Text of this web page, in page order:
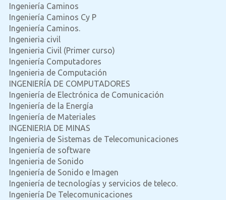
Ingeniería Caminos
Ingeniería Caminos Cy P
Ingeniería Caminos.
Ingenieria civil
Ingenieria Civil (Primer curso)
Ingeniería Computadores
Ingenieria de Computación
INGENIERÍA DE COMPUTADORES
Ingeniería de Electrónica de Comunicación
Ingeniería de la Energía
Ingeniería de Materiales
INGENIERIA DE MINAS
Ingenieria de Sistemas de Telecomunicaciones
Ingeniería de software
Ingenieria de Sonido
Ingeniería de Sonido e Imagen
Ingeniería de tecnologías y servicios de teleco.
Ingeniería De Telecomunicaciones